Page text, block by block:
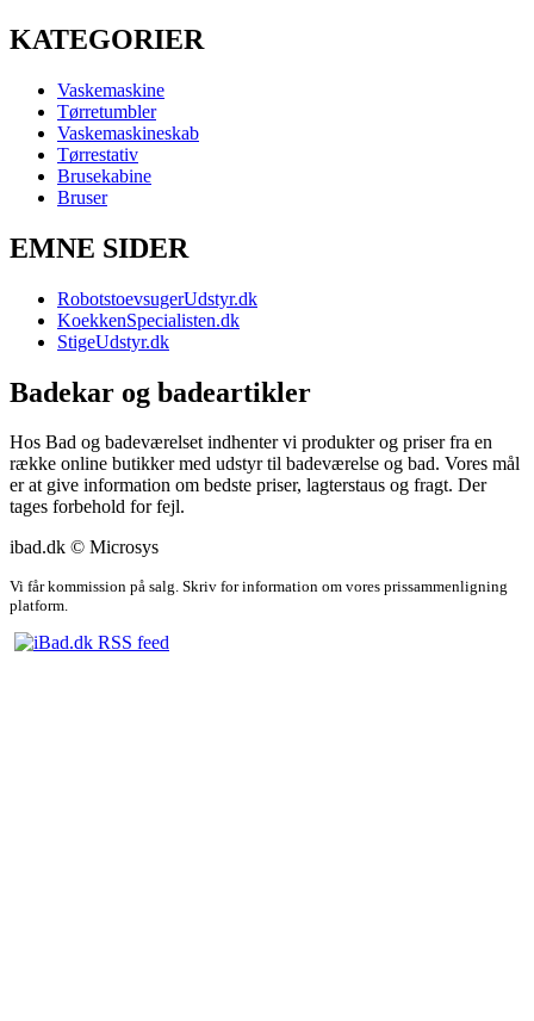
KATEGORIER
Vaskemaskine
Tørretumbler
Vaskemaskineskab
Tørrestativ
Brusekabine
Bruser
EMNE SIDER
RobotstoevsugerUdstyr.dk
KoekkenSpecialisten.dk
StigeUdstyr.dk
Badekar og badeartikler
Hos Bad og badeværelset indhenter vi produkter og priser fra en
række online butikker med udstyr til badeværelse og bad. Vores mål
er at give information om bedste priser, lagterstaus og fragt. Der
tages forbehold for fejl.
ibad.dk © Microsys
Vi får kommission på salg. Skriv for information om vores prissammenligning
platform.